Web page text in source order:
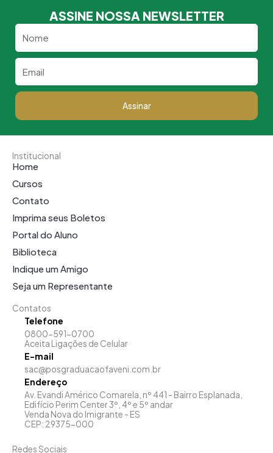
ASSINE NOSSA NEWSLETTER
Assinar
Institucional
Home
Cursos
Contato
Imprima seus Boletos
Portal do Aluno
Biblioteca
Indique um Amigo
Seja um Representante
Contatos
Telefone
0800-591-0700
Aceita Ligações de Celular
E-mail
sac@posgraduacaofaveni.com.br
Endereço
Av. Evandi Américo Comarela, nº 441 - Bairro Esplanada,
Edifício Perim Center 3º, 4º e 5º andar
Venda Nova do Imigrante - ES
CEP: 29375-000
Redes Sociais